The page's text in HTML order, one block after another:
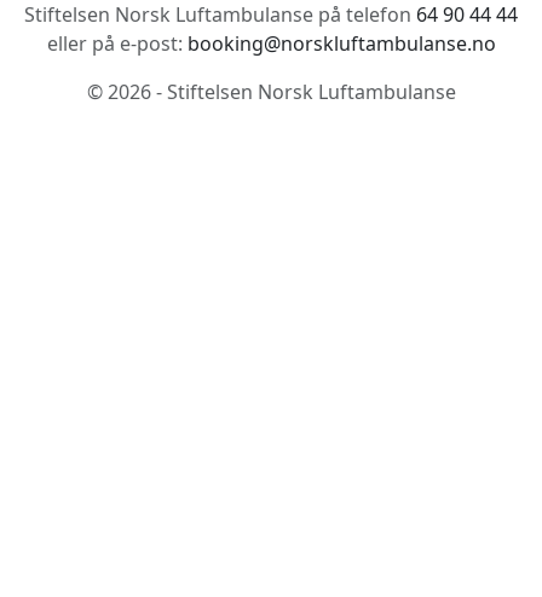
Stiftelsen Norsk Luftambulanse på telefon 64 90 44 44
eller på e-post: booking@norskluftambulanse.no
© 2026 - Stiftelsen Norsk Luftambulanse